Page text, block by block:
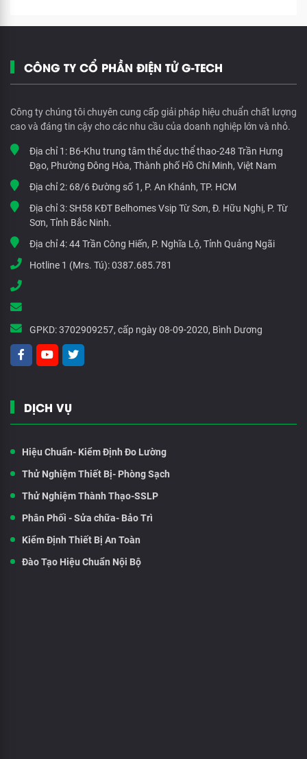
CÔNG TY CỔ PHẦN ĐIỆN TỬ G-TECH
Công ty chúng tôi chuyên cung cấp giải pháp hiệu chuẩn chất lượng
cao và đáng tin cậy cho các nhu cầu của doanh nghiệp lớn và nhỏ.
Địa chỉ 1: B6-Khu trung tâm thể dục thể thao-248 Trần Hưng
Đạo, Phường Đông Hòa, Thành phố Hồ Chí Minh, Việt Nam
Địa chỉ 2: 68/6 Đường số 1, P. An Khánh, TP. HCM
Địa chỉ 3:SH58 KĐT Belhomes Vsip Từ Sơn, Đ. Hữu Nghị, P. Từ
Sơn, Tỉnh Bắc Ninh.
Địa chỉ 4:44 Trần Công Hiến, P. Nghĩa Lộ, Tỉnh Quảng Ngãi
Hotline 1 (Mrs. Tú):0387.685.781
GPKD:3702909257, cấp ngày 08-09-2020, Bình Dương
DỊCH VỤ
Hiệu Chuẩn- Kiểm Định Đo Lường
Thử Nghiệm Thiết Bị- Phòng Sạch
Thử Nghiệm Thành Thạo-SSLP
Phân Phối - Sửa chữa- Bảo Trì
Kiểm Định Thiết Bị An Toàn
Đào Tạo Hiệu Chuẩn Nội Bộ